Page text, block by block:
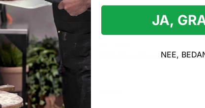
Pistool
binnen seconden
precisie
Witt Pizza Peel 14 Inch
Perfect formaat (14 inch)
JA,
NEE,